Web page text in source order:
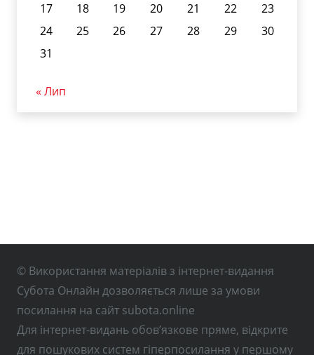
17
18 19 20 21 22
23
24
25 26 27 28 29
30
31
« Лип
© Використання матеріалів з інтернет-видання
Субота Онлайн дозволяється лише за умови
посилання на сайт subota.online
Для інтернет-видань обов’язкове пряме, відкрите
для пошукових систем гіперпосилання у першому